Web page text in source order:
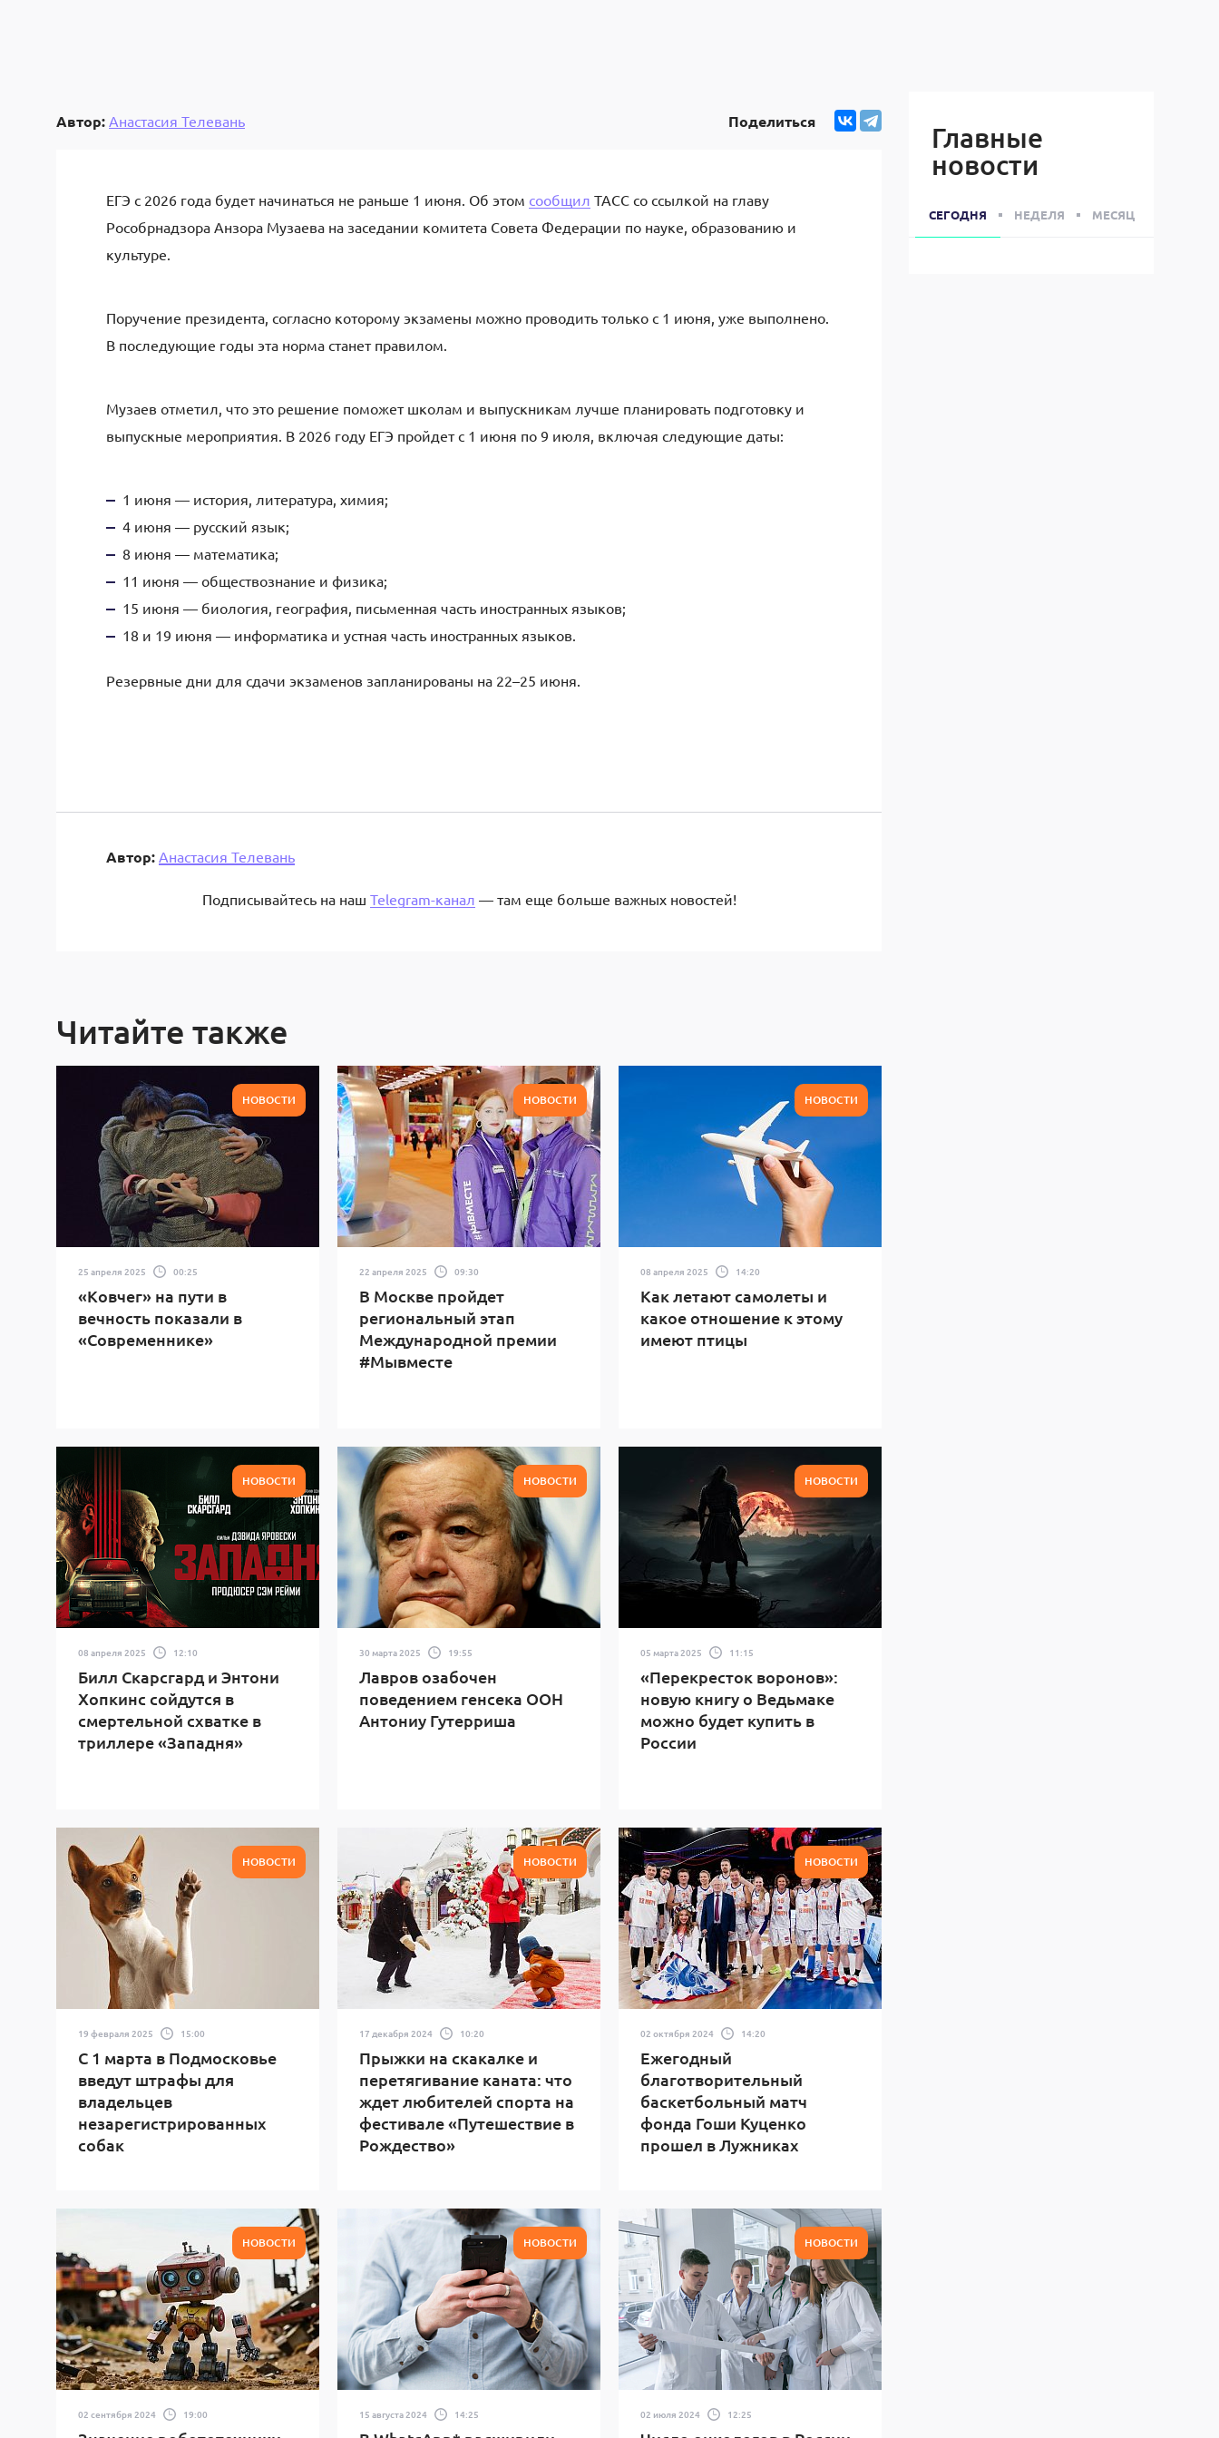
Автор: Анастасия Телевань Поделиться
ЕГЭ с 2026 года будет начинаться не раньше 1 июня. Об этом сообщил ТАСС со ссылкой на главу
Рособрнадзора Анзора Музаева на заседании комитета Совета Федерации по науке, образованию и
культуре.
Поручение президента, согласно которому экзамены можно проводить только с 1 июня, уже выполнено.
В последующие годы эта норма станет правилом.
Музаев отметил, что это решение поможет школам и выпускникам лучше планировать подготовку и
выпускные мероприятия. В 2026 году ЕГЭ пройдет с 1 июня по 9 июля, включая следующие даты:
1 июня — история, литература, химия;
4 июня — русский язык;
8 июня — математика;
11 июня — обществознание и физика;
15 июня — биология, география, письменная часть иностранных языков;
18 и 19 июня — информатика и устная часть иностранных языков.
Резервные дни для сдачи экзаменов запланированы на 22–25 июня.
Автор: Анастасия Телевань
Подписывайтесь на наш Telegram-канал — там еще больше важных новостей!
Читайте также
НОВОСТИ
25 апреля 2025 00:25
«Ковчег» на пути в
вечность показали в
«Современнике»
НОВОСТИ
22 апреля 2025 09:30
В Москве пройдет
региональный этап
Международной премии
#Мывместе
НОВОСТИ
08 апреля 2025 14:20
Как летают самолеты и
какое отношение к этому
имеют птицы
НОВОСТИ
08 апреля 2025 12:10
Билл Скарсгард и Энтони
Хопкинс сойдутся в
смертельной схватке в
триллере «Западня»
НОВОСТИ
30 марта 2025 19:55
Лавров озабочен
поведением генсека ООН
Антониу Гутерриша
НОВОСТИ
05 марта 2025 11:15
«Перекресток воронов»:
новую книгу о Ведьмаке
можно будет купить в
России
НОВОСТИ
19 февраля 2025 15:00
С 1 марта в Подмосковье
введут штрафы для
владельцев
незарегистрированных
собак
НОВОСТИ
17 декабря 2024 10:20
Прыжки на скакалке и
перетягивание каната: что
ждет любителей спорта на
фестивале «Путешествие в
Рождество»
НОВОСТИ
02 октября 2024 14:20
Ежегодный
благотворительный
баскетбольный матч
фонда Гоши Куценко
прошел в Лужниках
НОВОСТИ
02 сентября 2024 19:00
НОВОСТИ
15 августа 2024 14:25
НОВОСТИ
02 июля 2024 12:25
Главные
новости
СЕГОДНЯ НЕДЕЛЯ МЕСЯЦ